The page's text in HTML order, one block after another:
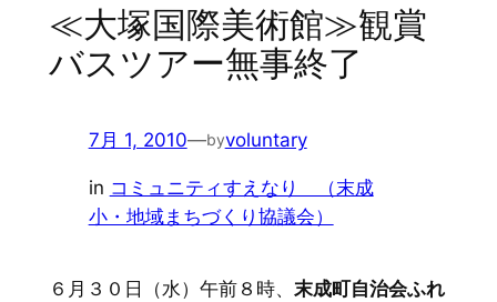
≪大塚国際美術館≫観賞
バスツアー無事終了
7月 1, 2010—byvoluntary
in コミュニティすえなり （末成
小・地域まちづくり協議会）
６月３０日（水）午前８時、 末成町自治会ふれ